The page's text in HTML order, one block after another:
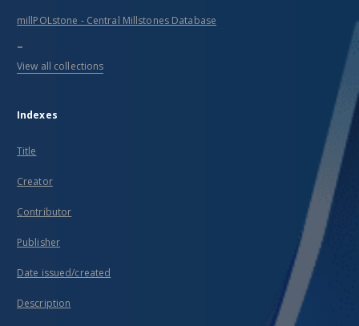
millPOLstone - Central Millstones Database
...
View all collections
Indexes
Title
Creator
Contributor
Publisher
Date issued/created
Description